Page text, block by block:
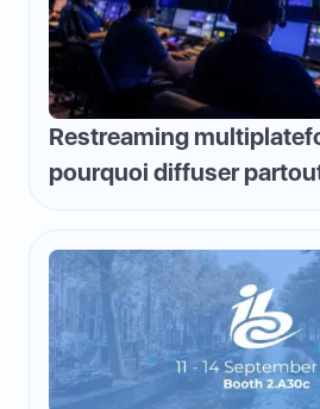
Restreaming
pourquoi diffuser
faire perdre de l'argent
inverser la logique